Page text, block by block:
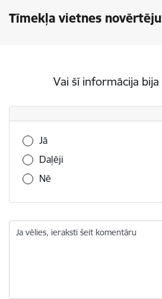
Tīmekļa vietnes
Vai šī informācija
Vai šī informācija bija noderīga?
Jā
Daļēji
Nē
Ja vēlies, ieraksti šeit komentāru